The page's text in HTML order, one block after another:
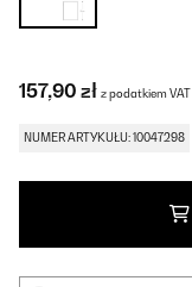
157,90 zł z podatkiem VAT
NUMER ARTYKUŁU: 10047298